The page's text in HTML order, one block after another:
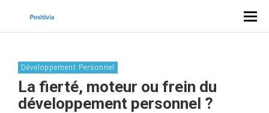
Développement Personnel
La fierté, moteur ou frein du
développement personnel ?